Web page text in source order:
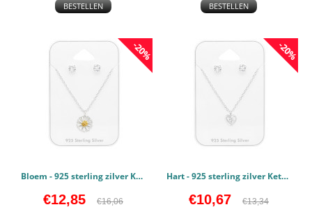
BESTELLEN BESTELLEN
-20%
Bloem - 925 sterling zilver Ketting & stud sets PCJW45147
€12,85 €16,06
-20%
Hart - 925 sterling zilver Ketting & stud sets PCJW45144
€10,67 €13,34